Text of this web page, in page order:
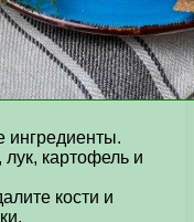
ингредиенты.
картофель и
кости и